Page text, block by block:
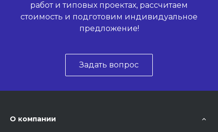
работ и типовых проектах, рассчитаем
стоимость и подготовим индивидуальное
предложение!
Задать вопрос
О компании